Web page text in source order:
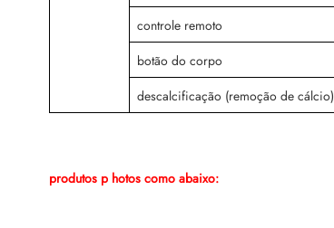
controle remoto
botão do corpo
descalcificação (remoção de cálcio)
produtos photos como abaixo: